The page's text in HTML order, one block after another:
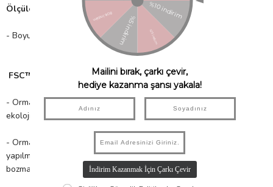
Ölçüler;
- Boyut: 125mm x 125mm
FSC™ Sertifikası nedir?
- Orman ürünlerinin; ormanın verimliliğine, biyolojik çeşitliliğe ve
ekolojik süreçlere zararsız bir şekilde elde edilmesi,
- Ormanlara yönelik yapılan her türlü müdahalenin, kar amacıyla
yapılmasında, bulunduğu ekosistemi ve toplumun dengesini
bozmayacak derecede olması,